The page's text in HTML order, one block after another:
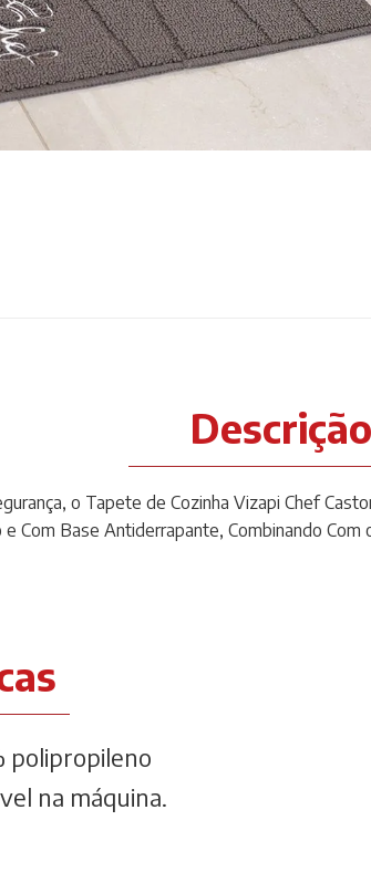
Descrição
o Tapete de Cozinha Vizapi Chef
e Com Base Antiderrapante, Combinando
polipropileno
na máquina.